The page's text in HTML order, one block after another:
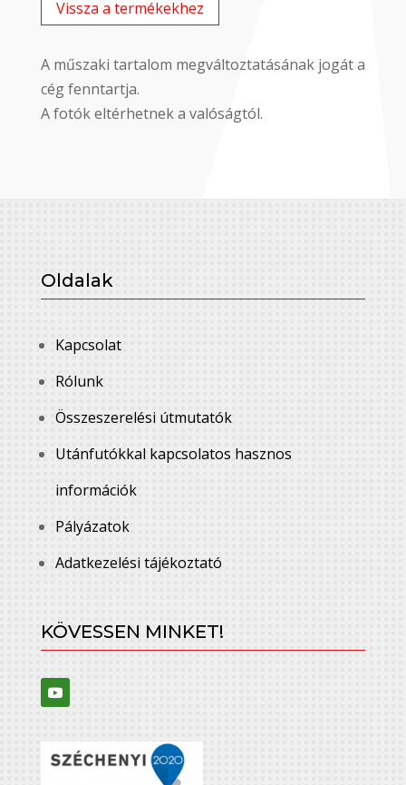
Vissza a termékekhez
A műszaki tartalom megváltoztatásának jogát a
cég fenntartja.
A fotók eltérhetnek a valóságtól.
Oldalak
Kapcsolat
Rólunk
Összeszerelési útmutatók
Utánfutókkal kapcsolatos hasznos
információk
Pályázatok
Adatkezelési tájékoztató
KÖVESSEN MINKET!